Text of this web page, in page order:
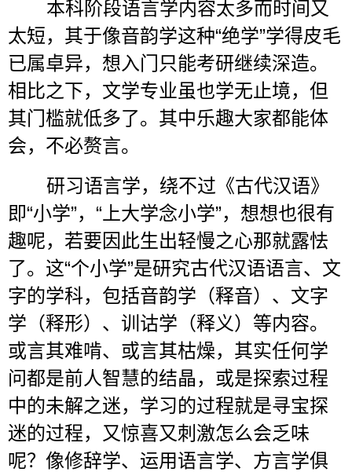
本科阶段语言学内容太多而时间又
太短，其于像音韵学这种“绝学”学得皮毛
已属卓异，想入门只能考研继续深造。
相比之下，文学专业虽也学无止境，但
其门槛就低多了。其中乐趣大家都能体
会，不必赘言。
研习语言学，绕不过《古代汉语》
即“小学”， “ 上大学念小学”，想想也很有
趣呢，若要因此生出轻慢之心那就露怯
了。这“个小学”是研究古代汉语语言、文
字的学科，包括音韵学（释音）、文字
学（释形）、训诂学（释义）等内容。
或言其难啃、或言其枯燥，其实任何学
问都是前人智慧的结晶，或是探索过程
中的未解之迷，学习的过程就是寻宝探
迷的过程，又惊喜又刺激怎么会乏味
呢？像修辞学、运用语言学、方言学俱